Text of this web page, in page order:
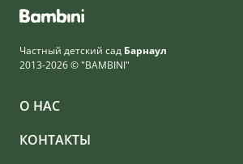
Частный детский сад Барнаул
2013-2026 © "BAMBINI"
О НАС
КОНТАКТЫ